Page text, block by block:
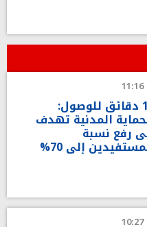
10 دقائق للوصول:
المدنية تهدف
رفع نسبة
إلى 70%